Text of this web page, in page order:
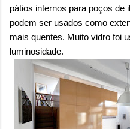
pátios internos para poços de
podem ser usados como
mais quentes. Muito vidro foi
luminosidade.